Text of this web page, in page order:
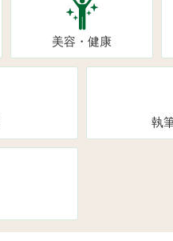
美容・健康
執